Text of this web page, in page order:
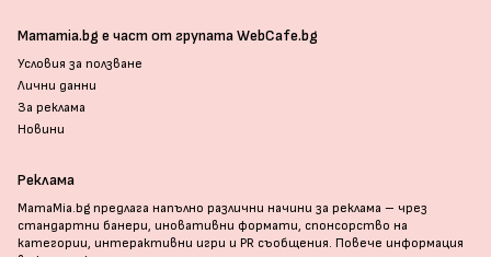
Mamamia.bg е част от групата WebCafe.bg
Условия за ползване
Лични данни
За реклама
Новини
Реклама
MamaMia.bg предлага напълно различни начини за реклама – чрез
стандартни банери, иновативни формати, спонсорство на
категории, интерактивни игри и PR съобщения. Повече информация